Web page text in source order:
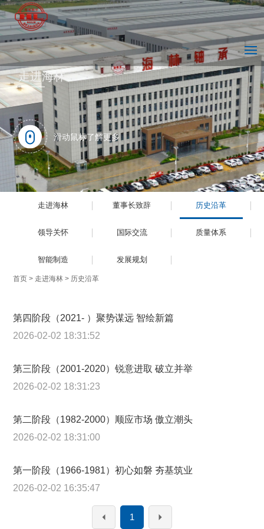
首
页
走
进
海
林
技
术
中
心
新
闻
中
心
产
品
中
心
市
场
营
销
人
力
资
联
系
我
们
走进海林
滑动鼠标了解更多
走进海林 董事长致辞 历史沿革
领导关怀 国际交流 质量体系
智能制造 发展规划
首页 > 走进海林 > 历史沿革
第四阶段（2021- ）聚势谋远 智绘新篇
2026-02-02 18:31:52
第三阶段（2001-2020）锐意进取 破立并举
2026-02-02 18:31:23
第二阶段（1982-2000）顺应市场 傲立潮头
2026-02-02 18:31:00
第一阶段（1966-1981）初心如磐 夯基筑业
2026-02-02 16:35:47
1